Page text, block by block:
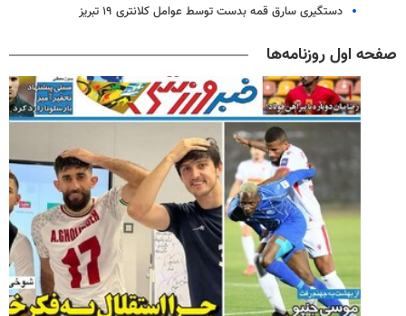
دستگیری سارق قمه بدست توسط عوامل کلانتری ۱۹ تبریز
صفحه اول روزنامه‌ها